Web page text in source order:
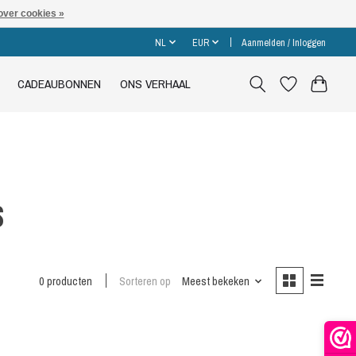
NL EUR Aanmelden / Inloggen
CADEAUBONNEN ONS VERHAAL
0 producten Sorteren op Meest bekeken
cookies »